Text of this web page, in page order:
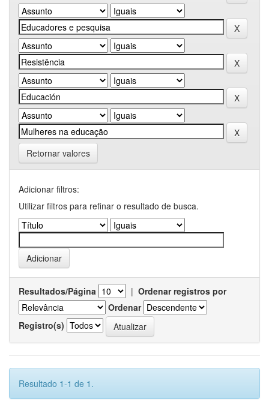
Retornar valores
Adicionar filtros:
Utilizar filtros para refinar o resultado de busca.
Resultados/Página | Ordenar registros por
Ordenar
Registro(s)
Resultado 1-1 de 1.